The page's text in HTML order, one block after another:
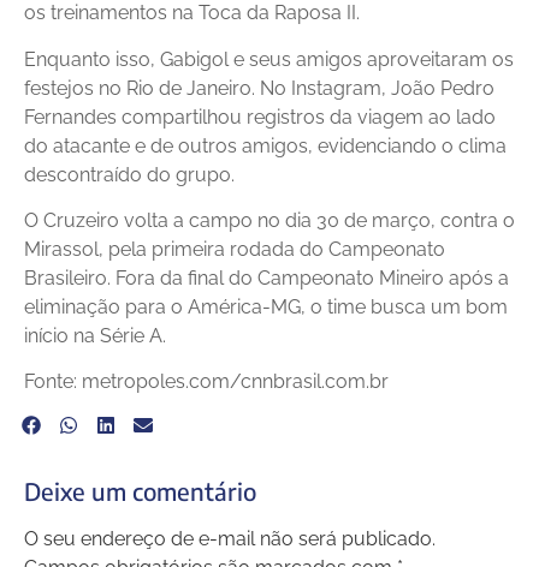
os treinamentos na Toca da Raposa II.
Enquanto isso, Gabigol e seus amigos aproveitaram os
festejos no Rio de Janeiro. No Instagram, João Pedro
Fernandes compartilhou registros da viagem ao lado
do atacante e de outros amigos, evidenciando o clima
descontraído do grupo.
O Cruzeiro volta a campo no dia 30 de março, contra o
Mirassol, pela primeira rodada do Campeonato
Brasileiro. Fora da final do Campeonato Mineiro após a
eliminação para o América-MG, o time busca um bom
início na Série A.
Fonte: metropoles.com/cnnbrasil.com.br
Deixe um comentário
O seu endereço de e-mail não será publicado.